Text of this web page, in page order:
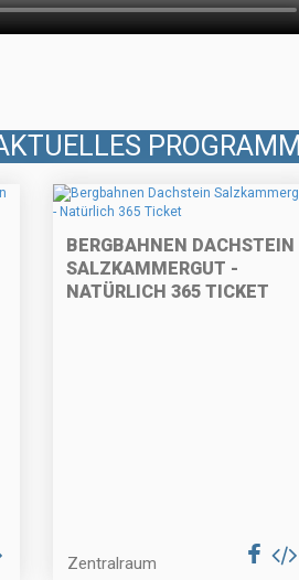
PROGRAMM
BERGBAHNEN DACHSTEIN
SALZKAMMERGUT -
NATÜRLICH 365 TICKET
Zentralraum